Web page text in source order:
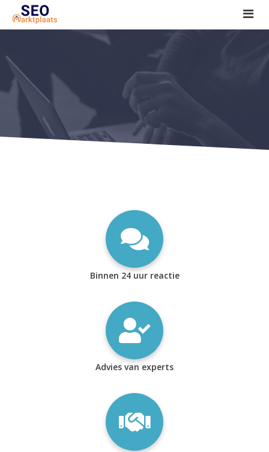
SEO tools reviews
Marketeer bij jou in de buurt?
Offerte
1. Seo voor beginners +
2. Onderzoeken +
Binnen 24 uur reactie
Advies van experts